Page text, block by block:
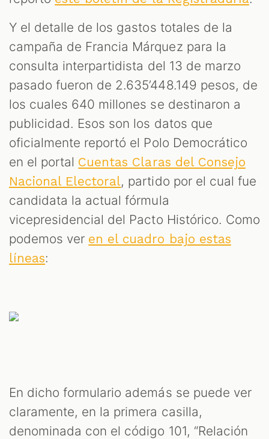
Y el detalle de los gastos totales de la
campaña de Francia Márquez para la
consulta interpartidista del 13 de marzo
pasado fueron de 2.635’448.149 pesos, de
los cuales 640 millones se destinaron a
publicidad. Esos son los datos que
oficialmente reportó el Polo Democrático
en el portal Cuentas Claras del Consejo
Nacional Electoral, partido por el cual fue
candidata la actual fórmula
vicepresidencial del Pacto Histórico. Como
podemos ver en el cuadro bajo estas
líneas:
En dicho formulario además se puede ver
claramente, en la primera casilla,
denominada con el código 101, “Relación